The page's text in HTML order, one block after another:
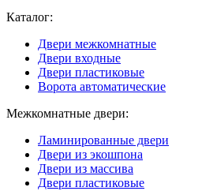
Каталог:
Двери межкомнатные
Двери входные
Двери пластиковые
Ворота автоматические
Межкомнатные двери:
Ламинированные двери
Двери из экошпона
Двери из массива
Двери пластиковые